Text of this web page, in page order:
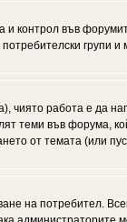
контрол във
групи
чиято работа е да
теми във форума,
от темата (или
на потребител.